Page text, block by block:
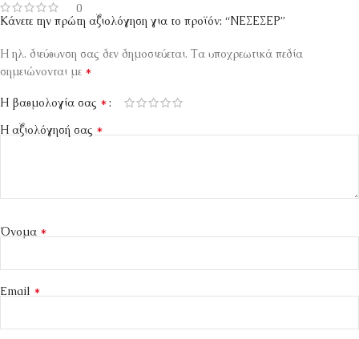
0
Κάνετε την πρώτη αξιολόγηση για το προϊόν: “ΝΕΣΕΣΕΡ”
Η ηλ. διεύθυνση σας δεν δημοσιεύεται. Τα υποχρεωτικά πεδία
σημειώνονται με *
Η βαθμολογία σας *
Η αξιολόγησή σας *
Όνομα *
Email *